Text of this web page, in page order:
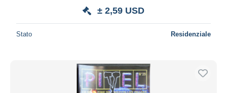
± 2,59 USD
Stato Residenziale